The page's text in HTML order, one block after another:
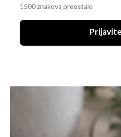
1500 znakova preostalo